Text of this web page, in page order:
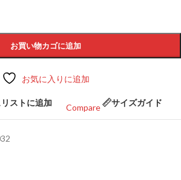
お買い物カゴに追加
お気に入りに追加
ストに追加
Compare
サイズガイド